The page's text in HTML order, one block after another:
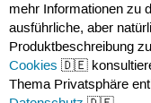
mehr Informationen zu
ausführliche, aber
Produktbeschreibung
Cookies 🇩🇪
Thema Privatsphäre